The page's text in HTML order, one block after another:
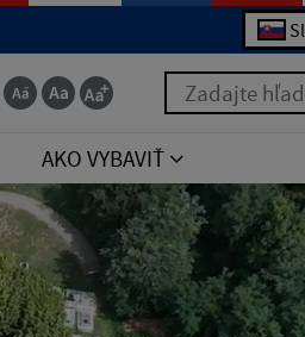
Zadajte
AKO VYBAVIŤ